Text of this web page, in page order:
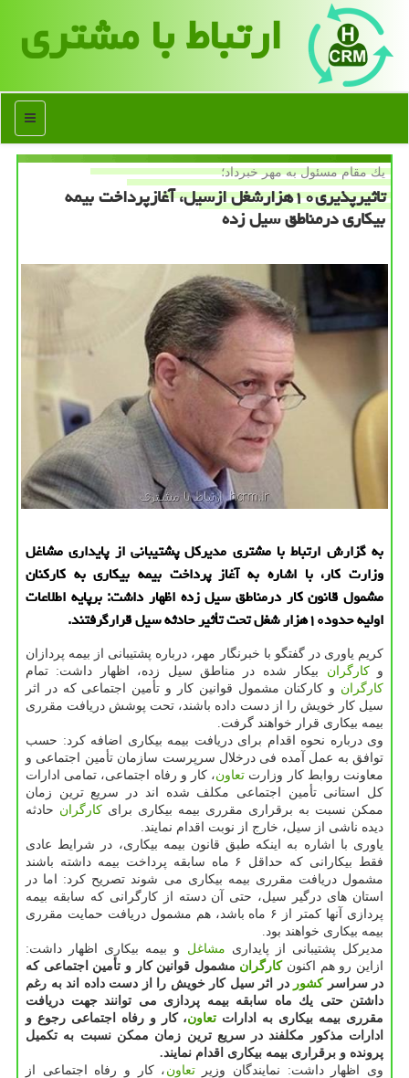
ارتباط با مشتری
منو
یك مقام مسئول به مهر خبرداد؛
تاثیرپذیری۱۰هزارشغل ازسیل، آغازپرداخت بیمه
بیكاری درمناطق سیل زده
به گزارش ارتباط با مشتری مدیركل پشتیبانی از پایداری مشاغل
وزارت كار، با اشاره به آغاز پرداخت بیمه بیكاری به كاركنان
مشمول قانون كار درمناطق سیل زده اظهار داشت: برپایه اطلاعات
اولیه حدود۱۰هزار شغل تحت تأثیر حادثه سیل قرارگرفتند.
كریم یاوری در گفتگو با خبرنگار مهر، درباره پشتیبانی از بیمه پردازان
وكارگران بیكار شده در مناطق سیل زده، اظهار داشت: تمام
كارگران و كاركنان مشمول قوانین كار و تأمین اجتماعی كه در اثر
سیل كار خویش را از دست داده باشند، تحت پوشش دریافت مقرری
بیمه بیكاری قرار خواهند گرفت.
وی درباره نحوه اقدام برای دریافت بیمه بیكاری اضافه كرد: حسب
توافق به عمل آمده فی درخلال سرپرست سازمان تأمین اجتماعی و
معاونت روابط كار وزارت تعاون، كار و رفاه اجتماعی، تمامی ادارات
كل استانی تأمین اجتماعی مكلف شده اند در سریع ترین زمان
ممكن نسبت به برقراری مقرری بیمه بیكاری برای كارگران حادثه
دیده ناشی از سیل، خارج از نوبت اقدام نمایند.
یاوری با اشاره به اینكه طبق قانون بیمه بیكاری، در شرایط عادی
فقط بیكارانی كه حداقل ۶ ماه سابقه پرداخت بیمه داشته باشند
مشمول دریافت مقرری بیمه بیكاری می شوند تصریح كرد: اما در
استان های درگیر سیل، حتی آن دسته از كارگرانی كه سابقه بیمه
پردازی آنها كمتر از ۶ ماه باشد، هم مشمول دریافت حمایت مقرری
بیمه بیكاری خواهند بود.
مدیركل پشتیبانی از پایداری مشاغل و بیمه بیكاری اظهار داشت:
ازاین رو هم اكنون كارگران مشمول قوانین كار و تأمین اجتماعی كه
در سراسركشور در اثر سیل كار خویش را از دست داده اند به رغم
داشتن حتی یك ماه سابقه بیمه پردازی می توانند جهت دریافت
مقرری بیمه بیكاری به ادارات تعاون، كار و رفاه اجتماعی رجوع و
ادارات مذكور مكلفند در سریع ترین زمان ممكن نسبت به تكمیل
پرونده و برقراری بیمه بیكاری اقدام نمایند.
وی اظهار داشت: نمایندگان وزیرتعاون ، كار و رفاه اجتماعی از